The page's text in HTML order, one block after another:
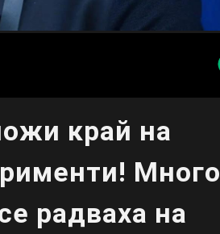
край на
Много
радваха на